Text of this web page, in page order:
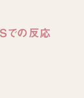
での反応